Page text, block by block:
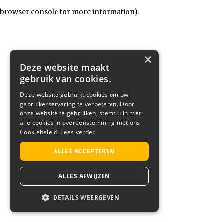
browser console for more information).
×
Deze website maakt
gebruik van cookies.
Deze website gebruikt cookies om uw
gebruikerservaring te verbeteren. Door
onze website te gebruiken, stemt u in met
alle cookies in overeenstemming met ons
Cookiebeleid. Lees verder
ALLES ACCEPTEREN
ALLES AFWIJZEN
DETAILS WEERGEVEN
STRIKT NOODZAKELIJK